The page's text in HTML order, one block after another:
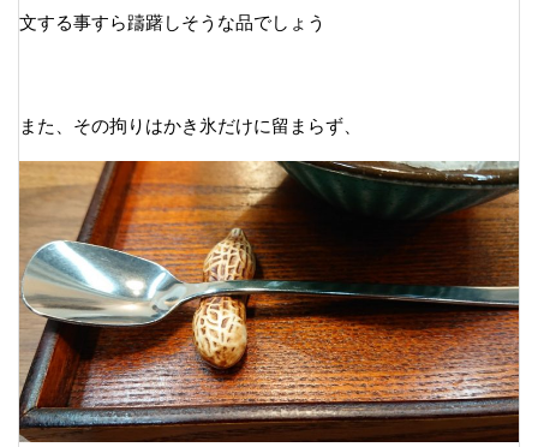
文する事すら躊躇しそうな品でしょう
また、その拘りはかき氷だけに留まらず、